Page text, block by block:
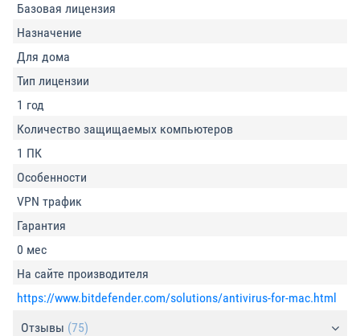
Базовая лицензия
Назначение
Для дома
Тип лицензии
1 год
Количество защищаемых компьютеров
1 ПК
Особенности
VPN трафик
Гарантия
0 мес
На сайте производителя
https://www.bitdefender.com/solutions/antivirus-for-mac.html
Отзывы (75)